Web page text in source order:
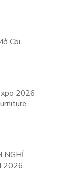
Cõi
2026
NGHỈ
2026